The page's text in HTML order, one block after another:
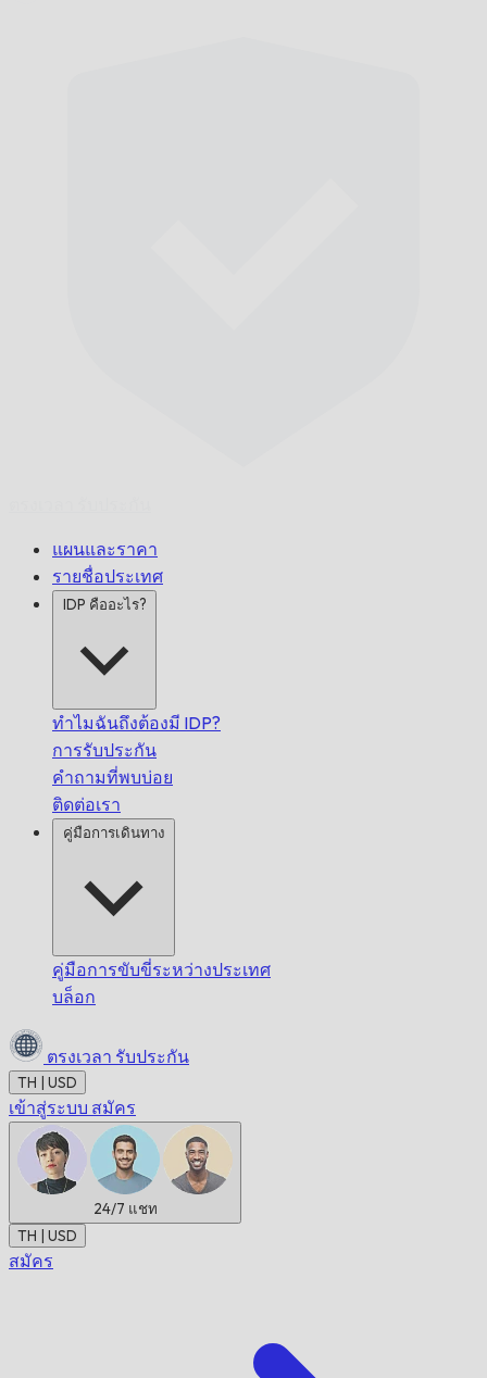
แผนและราคา
รายชื่อประเทศ
IDP คืออะไร?
ทำไมฉันถึงต้องมี IDP?
การรับประกัน
คำถามที่พบบ่อย
ติดต่อเรา
คู่มือการเดินทาง
คู่มือการขับขี่ระหว่างประเทศ
บล็อก
ตรงเวลา รับประกัน
TH | USD
เข้าสู่ระบบ สมัคร
24/7 แชท
TH | USD
สมัคร